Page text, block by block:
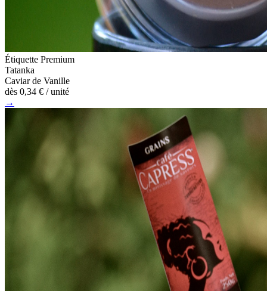
Étiquette Premium
Tatanka
Caviar de Vanille
dès 0,34 € / unité
→